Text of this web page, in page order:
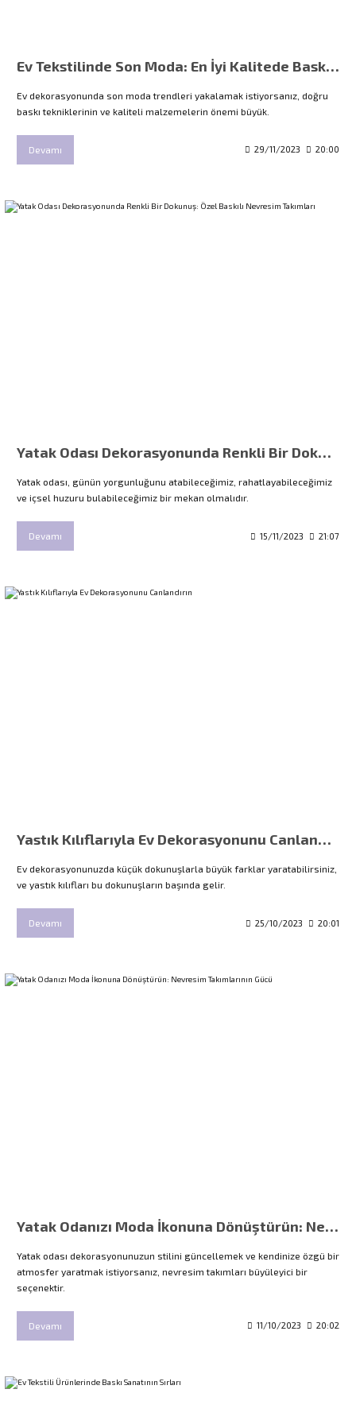
Ev Tekstilinde Son Moda: En İyi Kalitede Baskı Teknikleri
Ev dekorasyonunda son moda trendleri yakalamak istiyorsanız, doğru
baskı tekniklerinin ve kaliteli malzemelerin önemi büyük.
Devamı 29/11/2023 20:00
Yatak Odası Dekorasyonunda Renkli Bir Dokunuş: Özel Baskılı Nevresim Takımları
Yatak odası, günün yorgunluğunu atabileceğimiz, rahatlayabileceğimiz
ve içsel huzuru bulabileceğimiz bir mekan olmalıdır.
Devamı 15/11/2023 21:07
Yastık Kılıflarıyla Ev Dekorasyonunu Canlandırın
Ev dekorasyonunuzda küçük dokunuşlarla büyük farklar yaratabilirsiniz,
ve yastık kılıfları bu dokunuşların başında gelir.
Devamı 25/10/2023 20:01
Yatak Odanızı Moda İkonuna Dönüştürün: Nevresim Takımlarının Gücü
Yatak odası dekorasyonunuzun stilini güncellemek ve kendinize özgü bir
atmosfer yaratmak istiyorsanız, nevresim takımları büyüleyici bir
seçenektir.
Devamı 11/10/2023 20:02